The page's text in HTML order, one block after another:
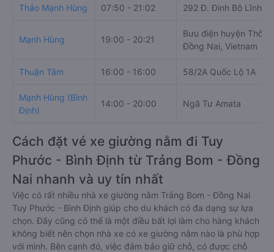
Thảo Mạnh Hùng 07:50 - 21:02 292 Đ. Đinh Bộ Lĩnh,
Mạnh Hùng 19:00 - 20:21
Bưu điện huyện
Đồng Nai, Vietnam
Thuận Tâm 16:00 - 16:00 58/2A Quốc Lộ 1A
Mạnh Hùng (Bình
Định)
14:00 - 20:00 Ngã Tư Amata
Cách đặt vé xe giường nằm đi Tuy
Phước - Bình Định từ Trảng Bom - Đồng
Nai nhanh và uy tín nhất
Việc có rất nhiều nhà xe giường nằm Trảng Bom - Đồng Nai
Tuy Phước - Bình Định giúp cho du khách có đa dạng sự lựa
chọn. Đây cũng có thể là một điều bất lợi làm cho hàng khách
không biết nên chọn nhà xe có xe giường nằm nào là phù hợp
với mình. Bên cạnh đó, việc đảm bảo giữ chỗ, có được chỗ